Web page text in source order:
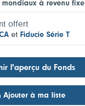
mondiaux à revenu fixe
offert
et Fiducie Série T
l'aperçu du Fonds
Ajouter à ma liste